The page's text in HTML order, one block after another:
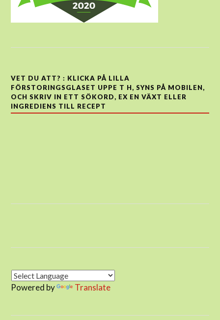
VET DU ATT? : KLICKA PÅ LILLA
FÖRSTORINGSGLASET UPPE T H, SYNS PÅ MOBILEN,
OCH SKRIV IN ETT SÖKORD, EX EN VÄXT ELLER
INGREDIENS TILL RECEPT
Powered by Translate